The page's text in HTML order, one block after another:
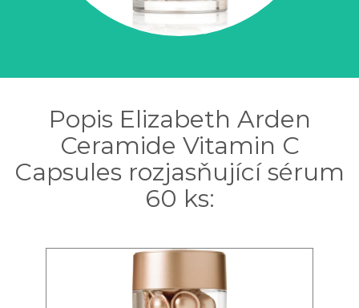
Popis Elizabeth Arden
Ceramide Vitamin C
Capsules rozjasňující sérum
60 ks: